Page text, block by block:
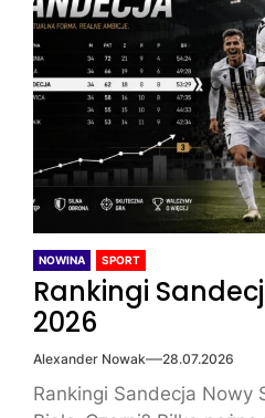
NOWINA SPORT
Rankingi
2026
Alexander Nowak 28.07.2026
Rankingi Sandecja Nowy